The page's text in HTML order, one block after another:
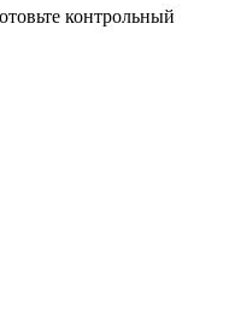
контрольный